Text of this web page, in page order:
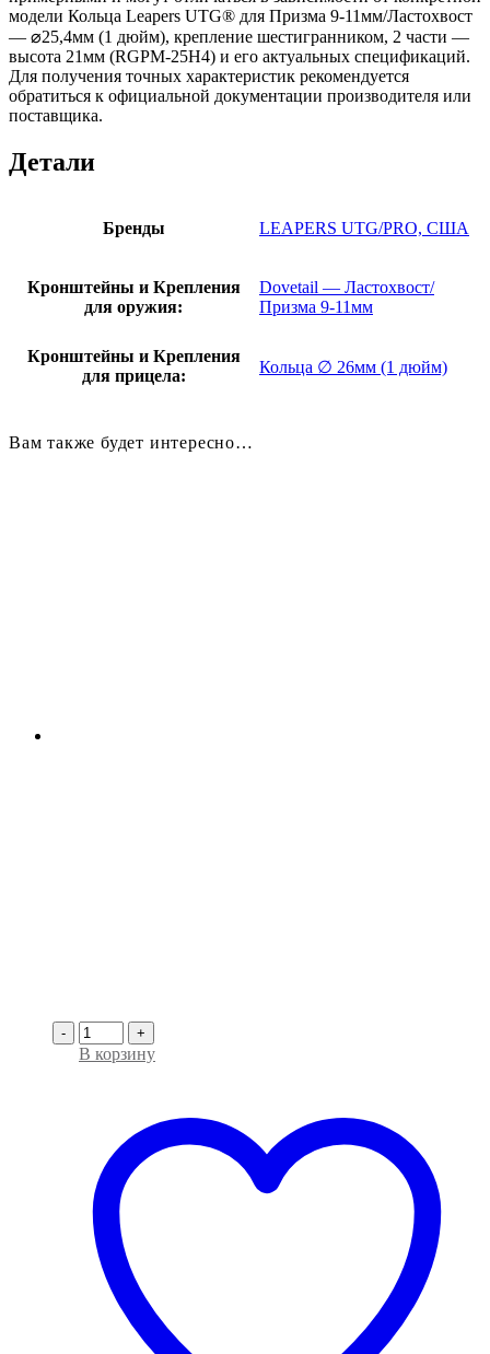
модели Кольца Leapers UTG® для Призма 9-11мм/Ластохвост
— ⌀25,4мм (1 дюйм), крепление шестигранником, 2 части —
высота 21мм (RGPM-25H4) и его актуальных спецификаций.
Для получения точных характеристик рекомендуется
обратиться к официальной документации производителя или
поставщика.
Детали
Бренды LEAPERS UTG/PRO, США
Кронштейны и Крепления
для оружия:
Dovetail — Ластохвост/
Призма 9-11мм
Кронштейны и Крепления
для прицела:
Кольца ∅ 26мм (1 дюйм)
Вам также будет интересно…
- +
В корзину